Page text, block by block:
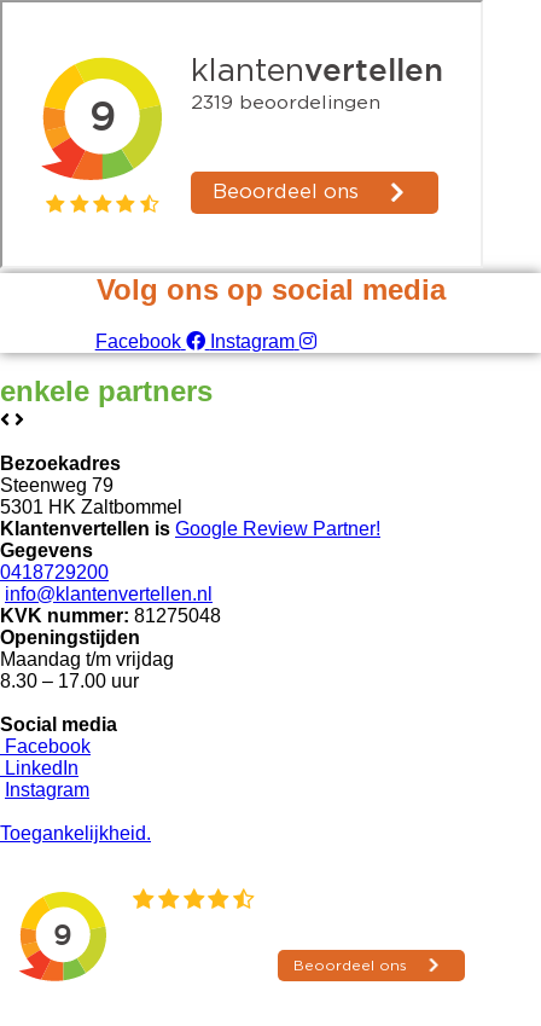
Volg ons op social media
Facebook Instagram
enkele partners
Bezoekadres
Steenweg 79
5301 HK Zaltbommel
Klantenvertellen is Google Review Partner!
Gegevens
0418729200
info@klantenvertellen.nl
KVK nummer: 81275048
Openingstijden
Maandag t/m vrijdag
8.30 – 17.00 uur
Social media
Facebook
LinkedIn
Instagram
Toegankelijkheid.